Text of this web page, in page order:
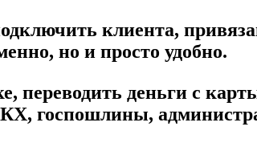
клиента,
но и просто удобно.
переводить деньги с
госпошлины,